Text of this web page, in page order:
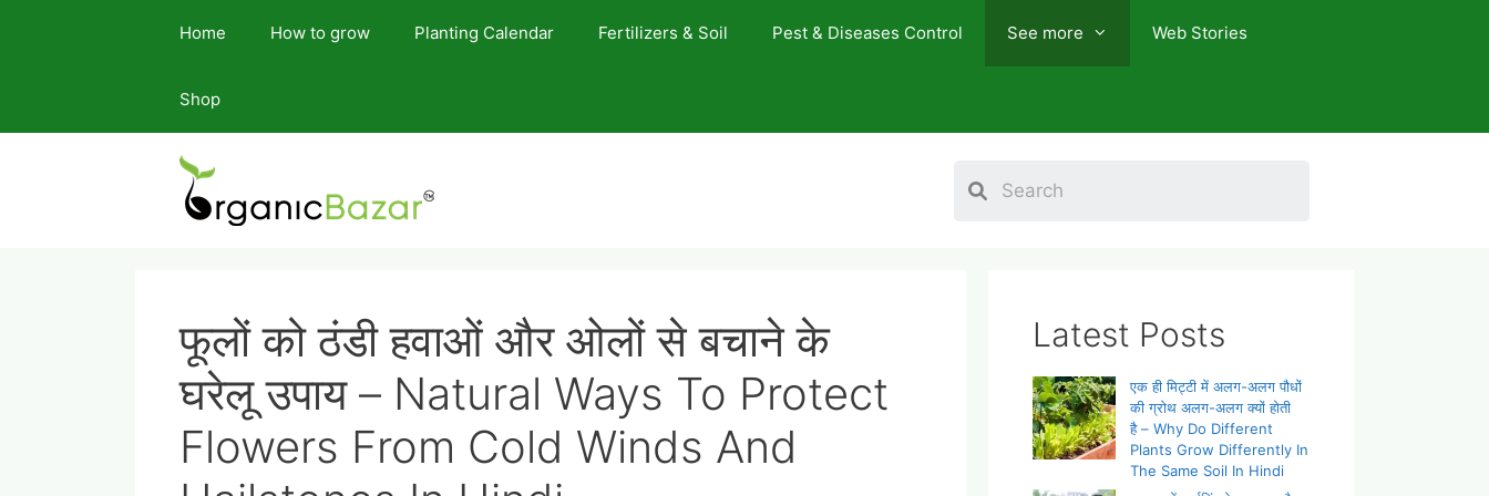
Home How to grow Planting Calendar Fertilizers & Soil Pest & Diseases Control See more Web Stories
Shop
फूलों को ठंडी हवाओं और ओलों से बचाने के
घरेलू उपाय – Natural Ways To Protect
Flowers From Cold Winds And
Latest Posts
एक ही मिट्टी में अलग-अलग पौधों
की ग्रोथ अलग-अलग क्यों होती
है – Why Do Different
Plants Grow Differently In
The Same Soil In Hindi